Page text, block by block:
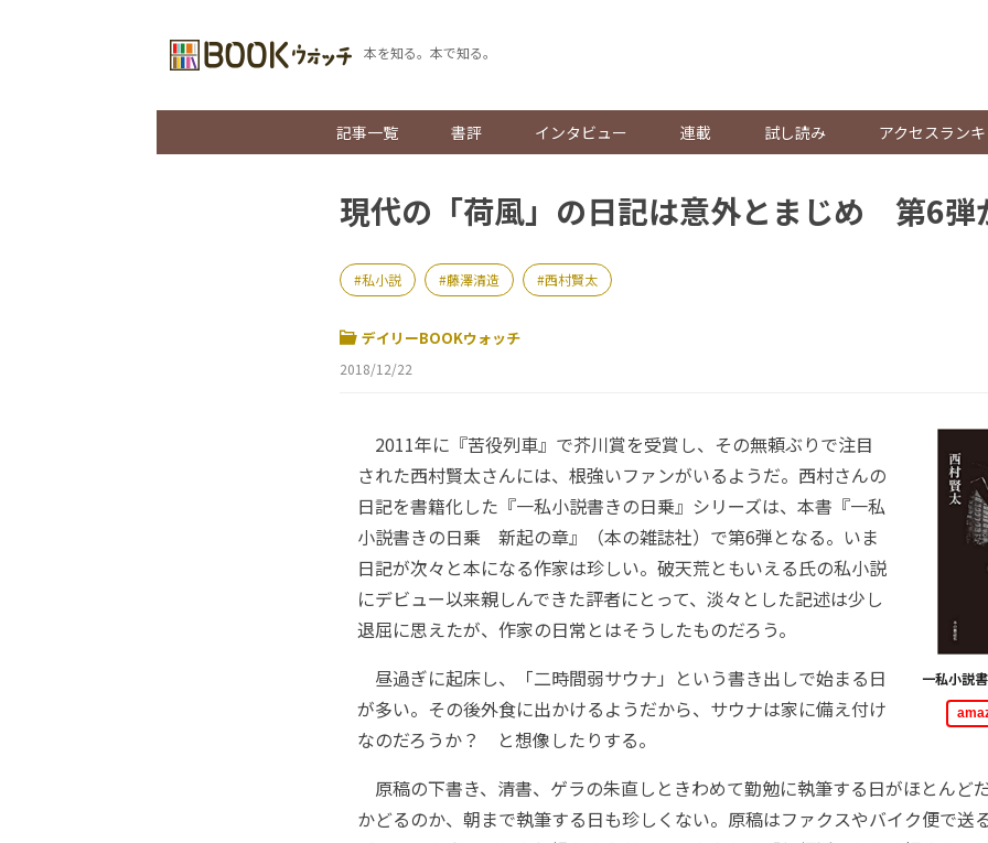
本を知る。本で知る。
記事一覧 書評 インタビュー 連載 試し読み アクセスラン
現代の「荷風」の日記は意外とまじめ 第6弾
私小説 藤澤清造 西村賢太
デイリーBOOKウォッチ
2018/12/22
一私小説
2011年に『苦役列車』で芥川賞を受賞し、その無頼ぶりで注目
された西村賢太さんには、根強いファンがいるようだ。西村さんの
日記を書籍化した『一私小説書きの日乗』シリーズは、本書『一私
小説書きの日乗 新起の章』（本の雑誌社）で第6弾となる。いま
日記が次々と本になる作家は珍しい。破天荒ともいえる氏の私小説
にデビュー以来親しんできた評者にとって、淡々とした記述は少し
退屈に思えたが、作家の日常とはそうしたものだろう。
昼過ぎに起床し、「二時間弱サウナ」という書き出しで始まる日
が多い。その後外食に出かけるようだから、サウナは家に備え付け
なのだろうか？ と想像したりする。
原稿の下書き、清書、ゲラの朱直しときわめて勤勉に執筆する日がほとんど
かどるのか、朝まで執筆する日も珍しくない。原稿はファクスやバイク便で送